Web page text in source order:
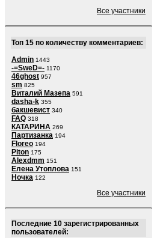
Все участники
Топ 15 по количеству комментариев:
Admin 1443
-=SweD=- 1170
46ghost 957
sm 825
Виталий Мазепа 591
dasha-k 355
бакшевист 340
FAQ 318
КАТАРИНА 269
Партизанка 194
Floreo 194
Piton 175
Alexdmm 151
Елена Утоплова 151
Ночка 122
Все участники
Последние 10 зарегистрированных
пользователей: